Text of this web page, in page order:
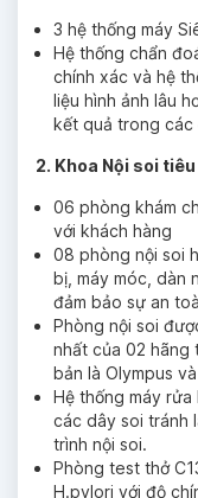
3 hệ thống máy
Hệ thống chẩn
chính xác và hệ
liệu hình ảnh lâu
kết quả trong các
2. Khoa Nội soi
06 phòng khám
với khách hàng
08 phòng nội soi
bị, máy móc, dàn
đảm bảo sự an
Phòng nội soi
nhất của 02 hãng
bản là Olympus
Hệ thống máy
các dây soi tránh
trình nội soi.
Phòng test thở
H.pylori với độ